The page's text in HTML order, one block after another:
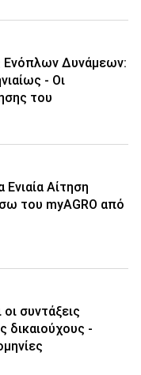
Ενόπλων Δυνάμεων:
- Οι
του
Ενιαία Αίτηση
του myAGRO από
συντάξεις
δικαιούχους -